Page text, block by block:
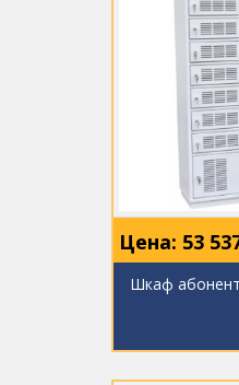
Цена: 53
Шкаф